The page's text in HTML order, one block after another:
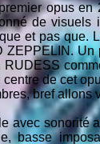
opus en
de visuels
et pas que.
Un
de cet
bref allons
avec sonorité
basse